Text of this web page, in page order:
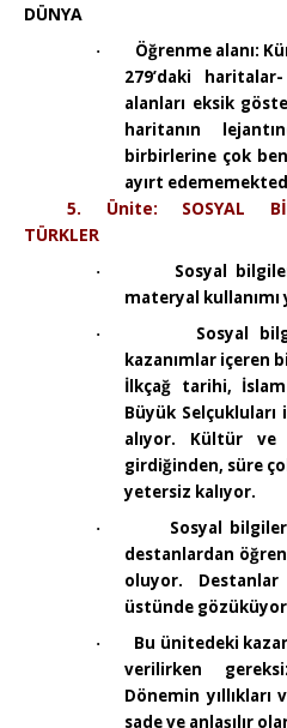
DÜNYA
·
Öğrenme alanı:
279’daki
alanları eksik
haritanın
birbirlerine çok
ayırt
5. Ünite: SOSYAL
TÜRKLER
·
Sosyal
materyal kullanımı
·
Sosyal
kazanımlar içeren
İlkçağ tarihi,
Büyük
alıyor. Kültür
girdiğinden, süre
yetersiz kalıyor.
· Sosyal
destanlardan
oluyor.
üstünde
·
Bu ünitedeki
verilirken
Dönemin yıllıkları
sade ve anlaşılır